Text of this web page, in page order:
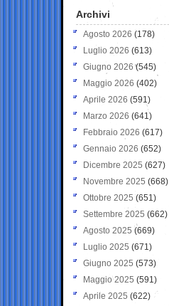
Archivi
Agosto 2026 (178)
Luglio 2026 (613)
Giugno 2026 (545)
Maggio 2026 (402)
Aprile 2026 (591)
Marzo 2026 (641)
Febbraio 2026 (617)
Gennaio 2026 (652)
Dicembre 2025 (627)
Novembre 2025 (668)
Ottobre 2025 (651)
Settembre 2025 (662)
Agosto 2025 (669)
Luglio 2025 (671)
Giugno 2025 (573)
Maggio 2025 (591)
Aprile 2025 (622)